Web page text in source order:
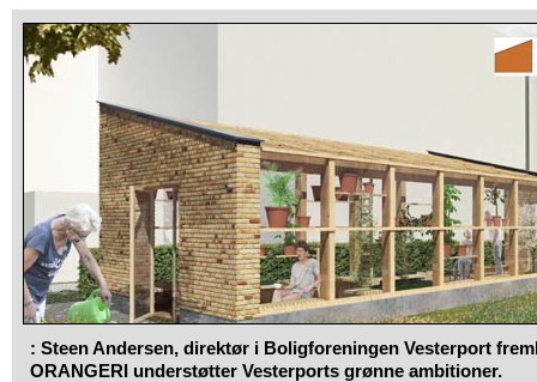
: Steen Andersen, direktør i Boligforeningen Vesterport
ORANGERI understøtter Vesterports grønne ambitioner.